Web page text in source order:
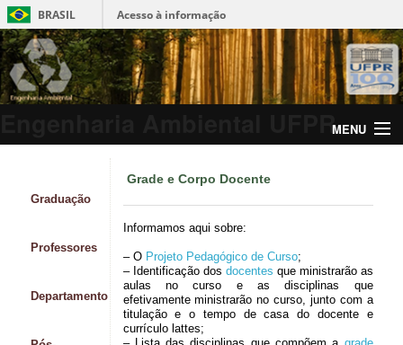
BRASIL Acesso à informação
Engenharia Ambiental UFPRMENU
Graduação
Professores
Departamento
Grade e Corpo Docente
Informamos aqui sobre:
– O Projeto Pedagógico de Curso;
– Identificação dos docentes que ministrarão as
aulas no curso e as disciplinas que
efetivamente ministrarão no curso, junto com a
titulação e o tempo de casa do docente e
currículo lattes;